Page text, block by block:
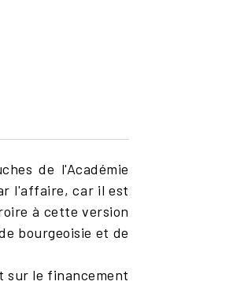
de l'Académie
l'affaire, car il est
à cette version
bourgeoisie et de
sur le financement